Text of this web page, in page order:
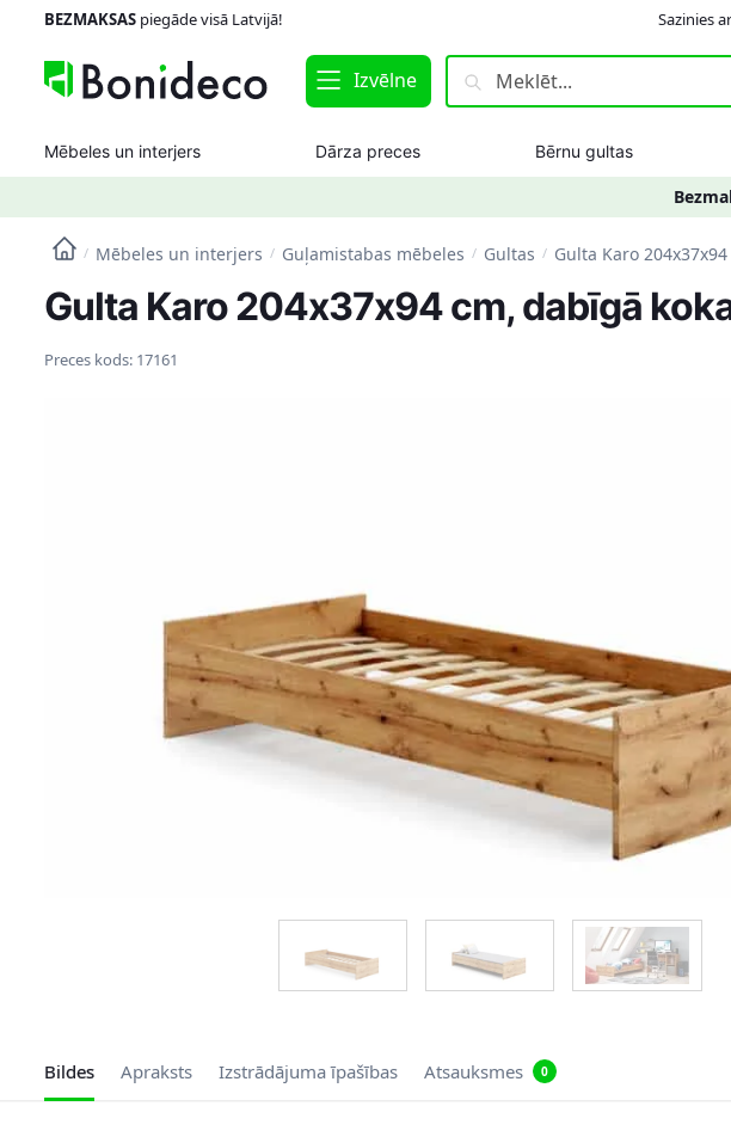
navigation
content
BEZMAKSASpiegāde visā Latvijā! Sazinies
Izvēlne
Meklēt:
Mēbeles un interjers Dārza preces Bērnu gultas
/ Mēbeles un interjers / Guļamistabas mēbeles / Gultas / Gulta Karo
Gulta Karo 204x37x94 cm, dabīgā
Preces kods: 17161
Bildes Apraksts Izstrādājuma īpašības Atsauksmes 0